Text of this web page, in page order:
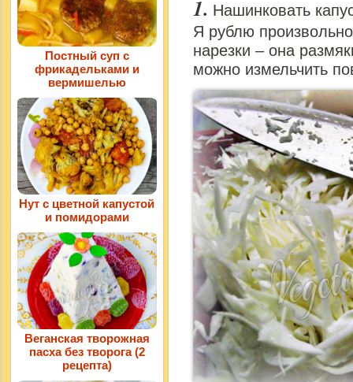
Нашинковать
Я рублю
нарезки – она
можно измельчить
Постный суп с
фрикадельками и
вермишелью
Нут с цветной капустой
и помидорами
Веганская творожная
пасха без творога (2
рецепта)